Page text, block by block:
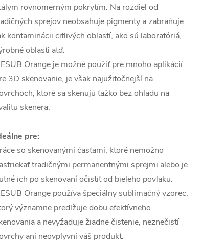
rovnomerným pokrytím. Na rozdiel od
sprejov neobsahuje pigmenty a zabraňuje
kontaminácii citlivých oblastí, ako sú laboratóriá,
oblasti atď.
Orange je možné použiť pre mnoho aplikácií
3D skenovanie, je však najužitočnejší na
ktoré sa skenujú ťažko bez ohľadu na
skenera.
pre:
so skenovanými časťami, ktoré nemožno
tradičnými permanentnými sprejmi alebo je
ich po skenovaní očistiť od bieleho povlaku.
Orange používa špeciálny sublimačný vzorec,
významne predlžuje dobu efektívneho
a nevyžaduje žiadne čistenie, neznečistí
ani neovplyvní váš produkt.